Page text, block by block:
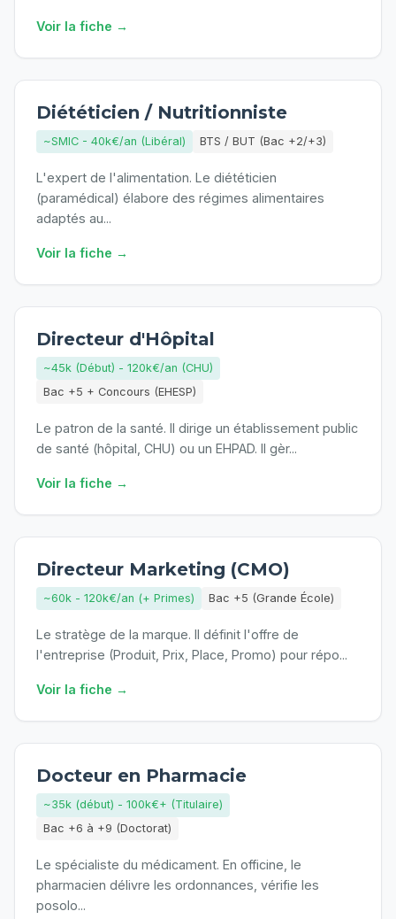
Voir la fiche →
Diététicien / Nutritionniste
~SMIC - 40k€/an (Libéral) BTS / BUT (Bac +2/+3)
L'expert de l'alimentation. Le diététicien
(paramédical) élabore des régimes alimentaires
adaptés au...
Voir la fiche →
Directeur d'Hôpital
~45k (Début) - 120k€/an (CHU)
Bac +5 + Concours (EHESP)
Le patron de la santé. Il dirige un établissement public
de santé (hôpital, CHU) ou un EHPAD. Il gèr...
Voir la fiche →
Directeur Marketing (CMO)
~60k - 120k€/an (+ Primes) Bac +5 (Grande École)
Le stratège de la marque. Il définit l'offre de
l'entreprise (Produit, Prix, Place, Promo) pour répo...
Voir la fiche →
Docteur en Pharmacie
~35k (début) - 100k€+ (Titulaire)
Bac +6 à +9 (Doctorat)
Le spécialiste du médicament. En officine, le
pharmacien délivre les ordonnances, vérifie les
posolo...